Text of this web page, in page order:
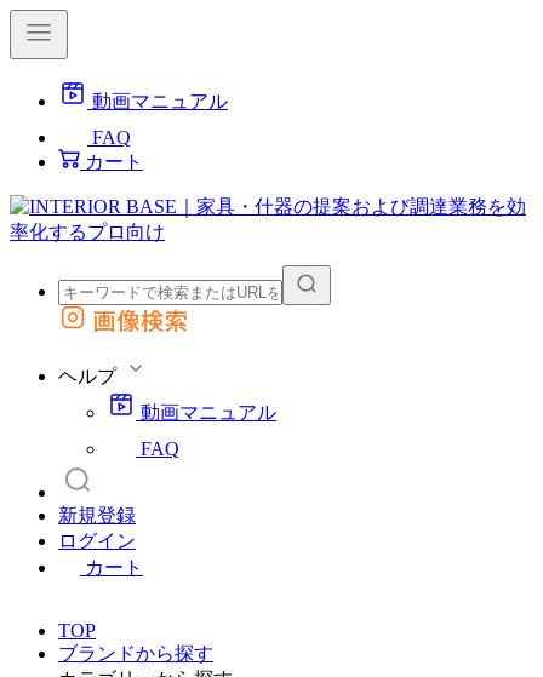
動画マニュアル
FAQ
カート
外部サイトの商品をカートに追加
画像検索
ヘルプ
動画マニュアル
FAQ
新規登録
ログイン
カート
TOP
ブランドから探す